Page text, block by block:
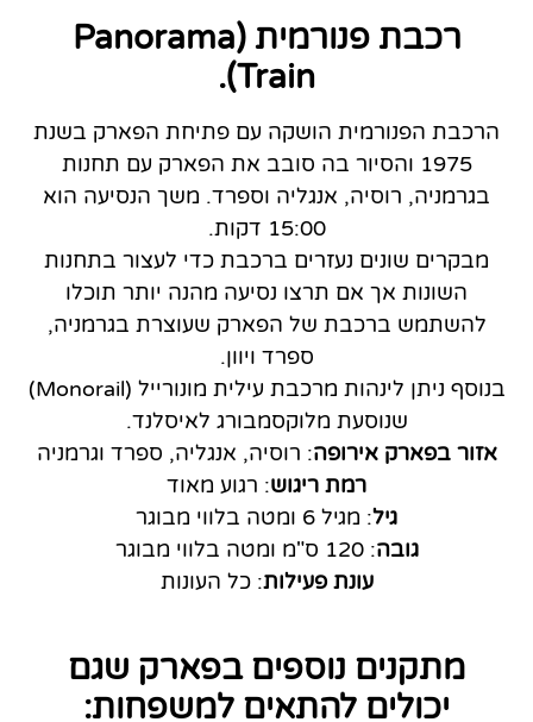
רכבת פנורמית (Panorama
Train).
הרכבת הפנורמית הושקה עם פתיחת הפארק בשנת
1975 והסיור בה סובב את הפארק עם תחנות
בגרמניה, רוסיה, אנגליה וספרד. משך הנסיעה הוא
15:00 דקות.
מבקרים שונים נעזרים ברכבת כדי לעצור בתחנות
השונות אך אם תרצו נסיעה מהנה יותר תוכלו
להשתמש ברכבת של הפארק שעוצרת בגרמניה,
ספרד ויוון.
בנוסף ניתן לינהות מרכבת עילית מונורייל (Monorail)
שנוסעת מלוקסמבורג לאיסלנד.
אזור בפארק אירופה: רוסיה, אנגליה, ספרד וגרמניה
רמת ריגוש: רגוע מאוד
גיל: מגיל 6 ומטה בלווי מבוגר
גובה: 120 ס"מ ומטה בלווי מבוגר
עונת פעילות: כל העונות
מתקנים נוספים בפארק שגם
יכולים להתאים למשפחות: